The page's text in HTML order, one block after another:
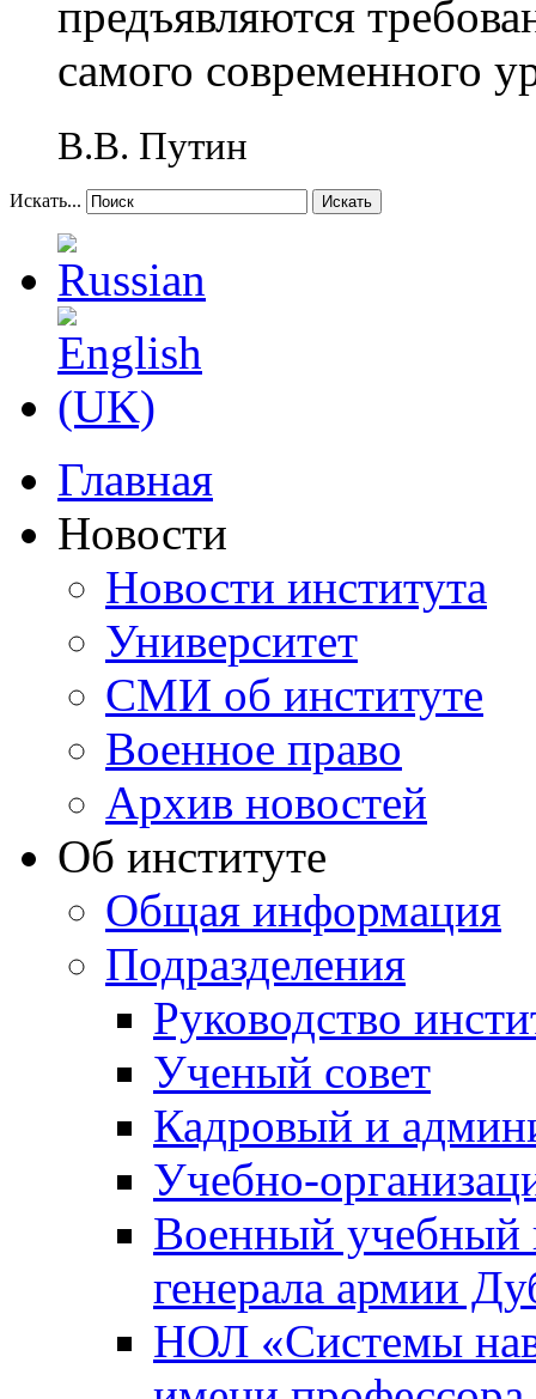
предъявляются
самого современного
В.В. Путин
Искать... Искать
Главная
Новости
Новости института
Университет
СМИ об институте
Военное право
Архив новостей
Об институте
Общая информация
Подразделения
Руководство
Ученый совет
Кадровый и
Учебно-
Военный учебный
генерала армии
НОЛ «Системы